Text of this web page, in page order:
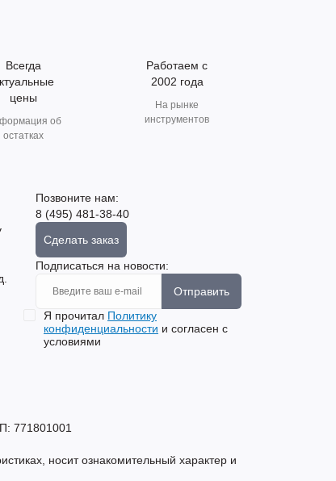
Всегда
цены
об
остатках
Работаем с
2002 года
На рынке
инструментов
Позвоните нам:
8 (495) 481-38-40
Сделать заказ
Подписаться на новости:
Отправить
Я прочитал Политику
конфиденциальности и согласен с
условиями
771801001
носит ознакомительный характер и